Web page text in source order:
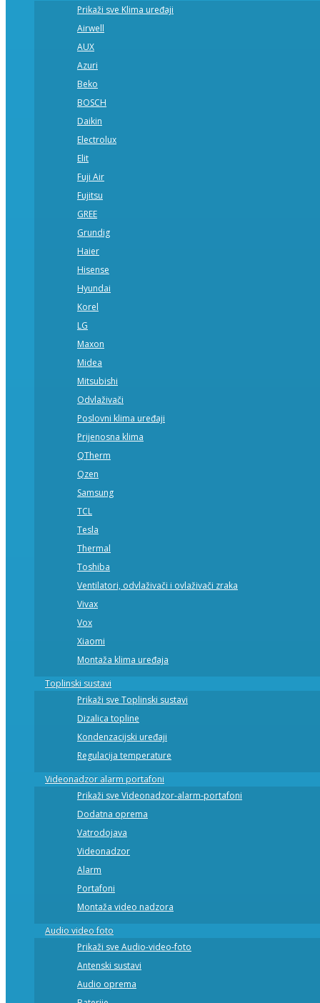
Prikaži sve Klima uređaji
Airwell
AUX
Azuri
Beko
BOSCH
Daikin
Electrolux
Elit
Fuji Air
Fujitsu
GREE
Grundig
Haier
Hisense
Hyundai
Korel
LG
Maxon
Midea
Mitsubishi
Odvlaživači
Poslovni klima uređaji
Prijenosna klima
QTherm
Qzen
Samsung
TCL
Tesla
Thermal
Toshiba
Ventilatori, odvlaživači i ovlaživači zraka
Vivax
Vox
Xiaomi
Montaža klima uređaja
Toplinski sustavi
Prikaži sve Toplinski sustavi
Dizalica topline
Kondenzacijski uređaji
Regulacija temperature
Videonadzor alarm portafoni
Prikaži sve Videonadzor-alarm-portafoni
Dodatna oprema
Vatrodojava
Videonadzor
Alarm
Portafoni
Montaža video nadzora
Audio video foto
Prikaži sve Audio-video-foto
Antenski sustavi
Audio oprema